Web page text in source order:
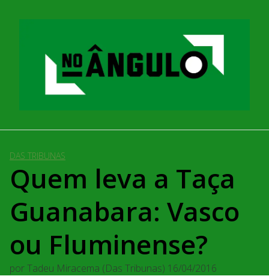
DAS TRIBUNAS
Quem leva a Taça
Guanabara: Vasco
ou Fluminense?
porTadeu Miracema (Das Tribunas) 16/04/2016